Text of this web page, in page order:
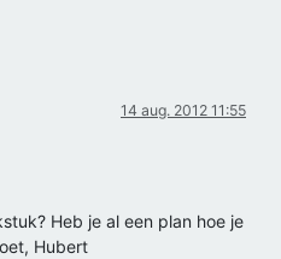
14 aug. 2012 11:55
Heb je al een plan hoe je
Hubert